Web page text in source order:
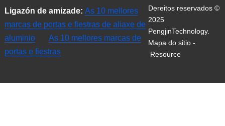
Ligazón de amizade: As 10 mellores
marcas de portas e fiestras de aliaxe de
aluminio
As 10 mellores marcas de
portas e fiestras
Dereitos reservados ©
2025
PengjinTechnology.
Mapa do sitio-
Resource